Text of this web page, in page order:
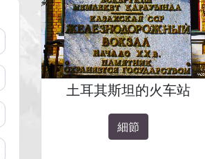
土耳其斯坦的火车站
細節